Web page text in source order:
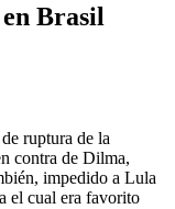
Brasil
ruptura de la
contra de Dilma,
impedido a Lula
el cual era favorito